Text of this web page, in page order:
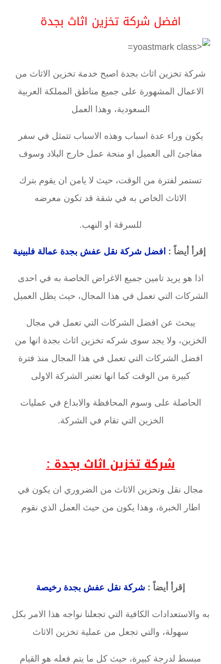
افضل شركة تخزين اثاث بجدة
شركة تخزين اثاث بجدة اصبح خدمة تخزين الاثاث من
الاعمال المشهورة على جميع مناطق المملكة العربية
السعودية، وهذا العمل
يكون وراء عدة اسباب وهذه الاسباب تتمثل في سفر
مفاجئ الى العميل او منحة عمل خارج البلاد وسوف
تستمر لفترة من الوقت، حيث لا يامن ان يقوم بترك
الاثاث الخاص به في شقة قد تكون معرضه
للسرقة او النهب.
إقرأ أيضاً : افضل شركة نقل عفش بجدة عمالة فلبينية
اذا هو يريد تامين جميع الاغراض الخاصة به في احدى
الشركات التي تعمل في هذا المجال، حيث يظل العميل
يبحث عن افضل الشركات التي تعمل في مجال
الخزين، ولا يجد سوى شركه تخزين اثاث بجدة انها من
افضل الشركات التي تعمل في هذا المجال منذ فترة
كبيرة من الوقت كما انها تعتبر الشركة الاولى
الحاصلة على وسوم المحافظة والابداع في عمليات
الخزين التي تقام في الشركة.
شركة تخزين اثاث بجدة :
مجال نقل وتخزين الاثاث من الضروري ان يكون في
اطار الخبرة، وهذا يكون من حيث العمل الذي نقوم
إقرأ أيضاً : شركة نقل عفش بجدة رخيصة
به والاستعدادات الكافية التي تجعلنا نواجه هذا الامر بكل
سهولة، والتي تجعل من عملية تخزين الاثاث
مبسط لدرجة كبيرة، حيث كل ما يتم فعله هو القيام